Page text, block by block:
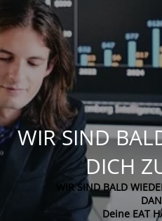
WIR SIND
DICH
WIR SIND BALD
Deine EAT